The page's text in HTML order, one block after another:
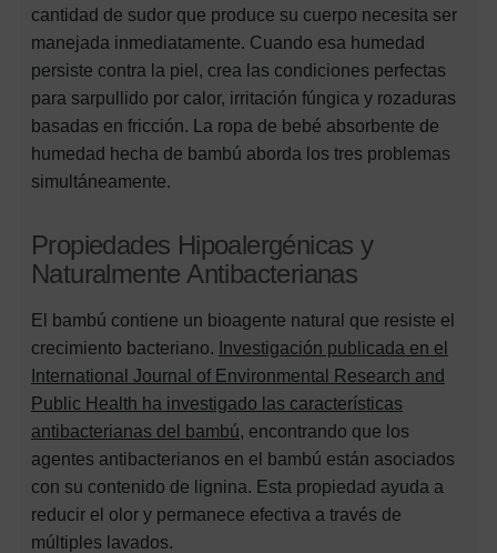
cantidad de sudor que produce su cuerpo necesita ser
manejada inmediatamente. Cuando esa humedad
persiste contra la piel, crea las condiciones perfectas
para sarpullido por calor, irritación fúngica y rozaduras
basadas en fricción. La ropa de bebé absorbente de
humedad hecha de bambú aborda los tres problemas
simultáneamente.
Propiedades Hipoalergénicas y
Naturalmente Antibacterianas
El bambú contiene un bioagente natural que resiste el
crecimiento bacteriano. Investigación publicada en el
International Journal of Environmental Research and
Public Health ha investigado las características
antibacterianas del bambú, encontrando que los
agentes antibacterianos en el bambú están asociados
con su contenido de lignina. Esta propiedad ayuda a
reducir el olor y permanece efectiva a través de
múltiples lavados.